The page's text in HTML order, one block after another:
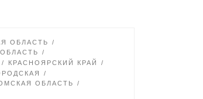
ОБЛАСТЬ
КРАСНОЯРСКИЙ КРАЙ
ОБЛАСТЬ